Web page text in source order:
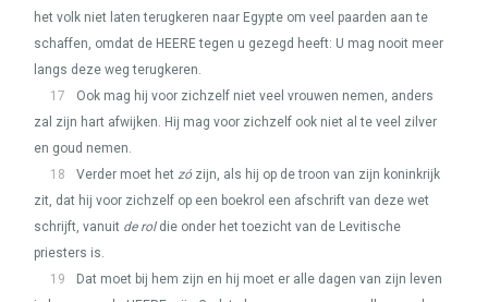
het volk niet laten terugkeren naar Egypte om veel paarden aan te
schaffen, omdat de HEEREtegen u gezegd heeft: U mag nooit meer
langs deze weg terugkeren.
17
Ook mag hij voor zichzelf niet veel vrouwen nemen, anders
zal zijn hart afwijken. Hij mag voor zichzelf ook niet al te veel zilver
en goud nemen.
18
Verder moet het zózijn, als hij op de troon van zijn koninkrijk
zit, dat hij voor zichzelf op een boekrol een afschrift van deze wet
schrijft, vanuit de roldie onder het toezicht van de Levitische
priesters is.
19
Dat moet bij hem zijn en hij moet er alle dagen van zijn leven